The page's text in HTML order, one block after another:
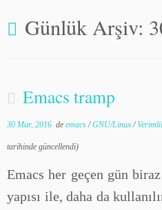
Günlük Arşiv:
Emacs tramp
30 Mar, 2016 de emacs/GNU/Linux/
tarihinde güncellendi)
Emacs her geçen gün
yapısı ile, daha da